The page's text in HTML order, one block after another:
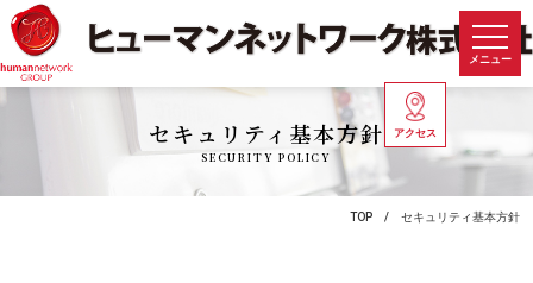
メニュー
アクセス
セキュリティ基本方針
SECURITY POLICY
TOP セキュリティ基本方針